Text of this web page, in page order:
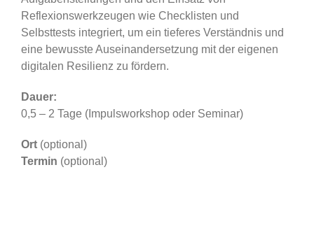
Reflexionswerkzeugen wie Checklisten und
Selbsttests integriert, um ein tieferes Verständnis und
eine bewusste Auseinandersetzung mit der eigenen
digitalen Resilienz zu fördern.
Dauer:
0,5 – 2 Tage (Impulsworkshop oder Seminar)
Ort (optional)
Termin (optional)